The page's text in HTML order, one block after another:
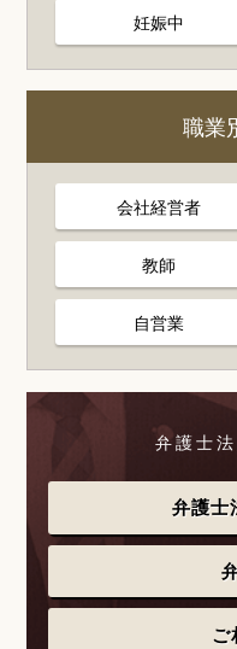
妊娠中
職業
会社経営者
教師
自営業
弁護士
弁護士
ご